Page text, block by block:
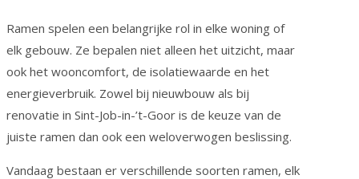
Ramen spelen een belangrijke rol in elke woning of
elk gebouw. Ze bepalen niet alleen het uitzicht, maar
ook het wooncomfort, de isolatiewaarde en het
energieverbruik. Zowel bij nieuwbouw als bij
renovatie in Sint-Job-in-’t-Goor is de keuze van de
juiste ramen dan ook een weloverwogen beslissing.
Vandaag bestaan er verschillende soorten ramen, elk